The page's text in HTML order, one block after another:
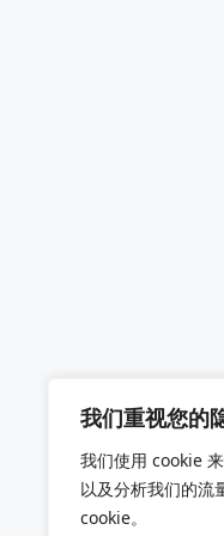
我们重视您的
我们使用 cookie
以及分析我们的流
cookie。